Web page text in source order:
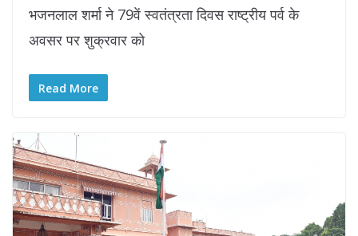
भजनलाल शर्मा ने 79वें स्वतंत्रता दिवस राष्ट्रीय पर्व के
अवसर पर शुक्रवार को
Read More